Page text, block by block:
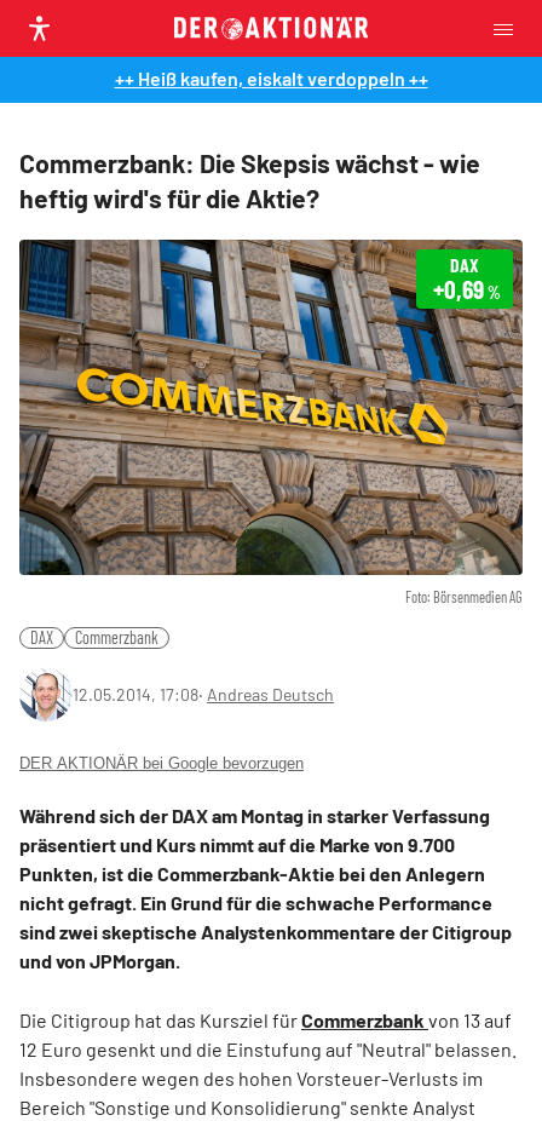
++ Heiß kaufen, eiskalt verdoppeln ++
Commerzbank: Die Skepsis wächst - wie
heftig wird's für die Aktie?
Foto: Börsenmedien AG
DAX
+0,69%
DAX Commerzbank
12.05.2014, 17:08‧ Andreas Deutsch
DER AKTIONÄR bei Google bevorzugen
Während sich der DAX am Montag in starker Verfassung
präsentiert und Kurs nimmt auf die Marke von 9.700
Punkten, ist die Commerzbank-Aktie bei den Anlegern
nicht gefragt. Ein Grund für die schwache Performance
sind zwei skeptische Analystenkommentare der Citigroup
und von JPMorgan.
Die Citigroup hat das Kursziel fürCommerzbank von 13 auf
12 Euro gesenkt und die Einstufung auf "Neutral" belassen.
Insbesondere wegen des hohen Vorsteuer-Verlusts im
Bereich "Sonstige und Konsolidierung" senkte Analyst